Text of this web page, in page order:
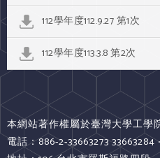
112學年度112.9.27 第1次
112學年度113.3.8 第2次
本網站著作權屬於臺灣大學工學
電話：886-2-33663273 33663284